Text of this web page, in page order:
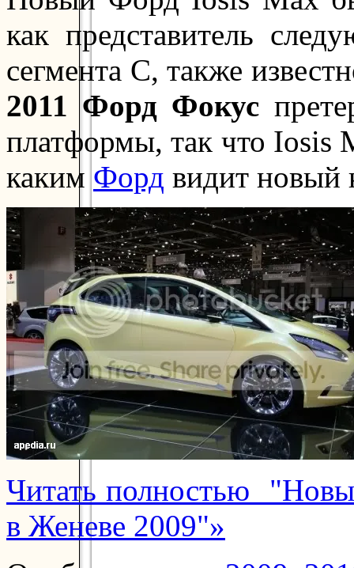
как представитель
сегмента C, также
2011 Форд Фокус
платформы, так что Iosis
каким Форд видит новый
Читать полностью
в Женеве 2009"»